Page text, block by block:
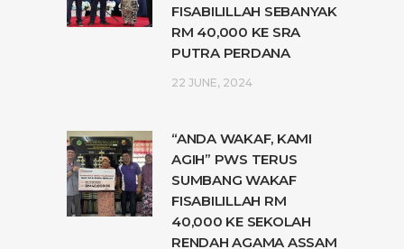
FISABILILLAH SEBANYAK
RM 40,000 KE SRA
PUTRA PERDANA
22 JUNE, 2024
“ANDA WAKAF, KAMI
AGIH” PWS TERUS
SUMBANG WAKAF
FISABILILLAH RM
40,000 KE SEKOLAH
RENDAH AGAMA ASSAM